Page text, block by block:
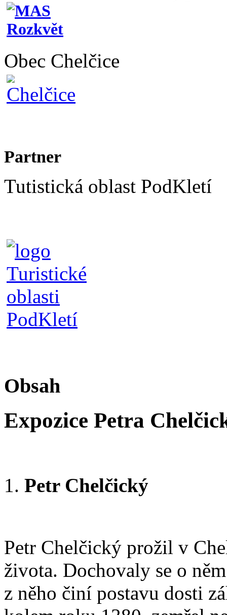
Obec Chelčice
Partner
Tutistická oblast PodKletí
Obsah
Expozice Petra
Petr Chelčický
Petr Chelčický prožil v
života. Dochovaly se o
z něho činí postavu dosti